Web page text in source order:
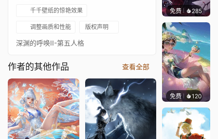
千千壁纸的惊艳效果
调整画质和性能 版权声明
深渊的呼唤II-第五人格
作者的其他作品 查看全部
免费 285沙里瓦
免费 120沙里瓦